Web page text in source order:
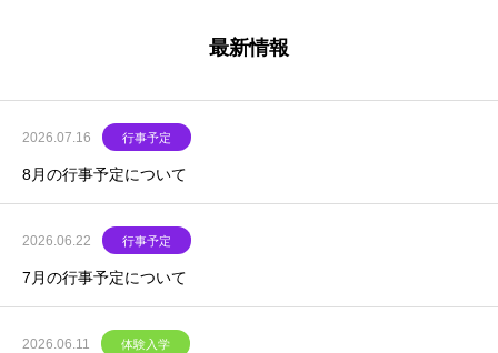
最新情報
2026.07.16 行事予定
8月の行事予定について
2026.06.22 行事予定
7月の行事予定について
2026.06.11 体験入学